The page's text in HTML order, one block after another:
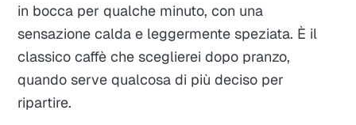
in bocca per qualche minuto, con una
sensazione calda e leggermente speziata. È il
classico caffè che sceglierei dopo pranzo,
quando serve qualcosa di più deciso per
ripartire.